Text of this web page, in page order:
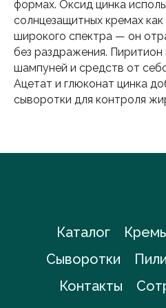
формах. Оксид цинка
солнцезащитных кремах
широкого спектра — он
без раздражения. Пиритион
шампуней и средств от
Ацетат и глюконат цинка
сыворотки для контроля
Каталог
Сыворотки
Контакты